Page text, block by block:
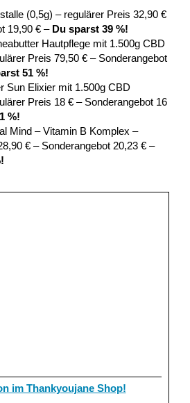
(0,5g) – regulärer Preis 32,90 €
19,90 € – Du sparst 39 %!
Hautpflege mit 1.500g CBD
Preis 79,50 € – Sonderangebot
51 %!
Sun Elixier mit 1.500g CBD
Preis 18 € – Sonderangebot 16
%!
Mind – Vitamin B Komplex –
€ – Sonderangebot 20,23 € –
im Thankyoujane Shop!